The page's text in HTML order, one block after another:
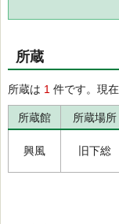
所蔵
所蔵は 1 件です。現
所蔵館 所蔵場所
興風 旧下総